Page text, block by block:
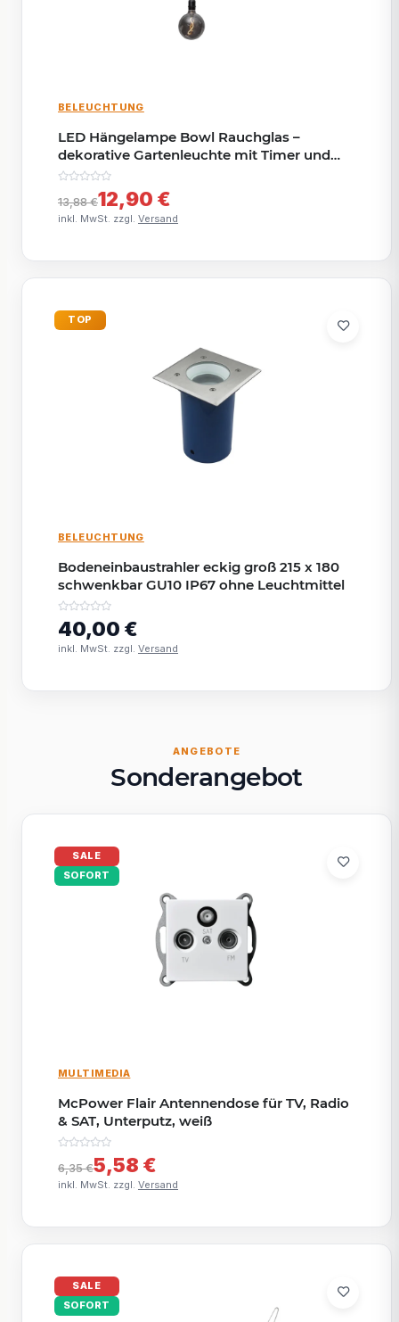
BELEUCHTUNG
LED Hängelampe Bowl Rauchglas –
dekorative Gartenleuchte mit Timer und
warmweißem Licht
13,88 €12,90 €
inkl. MwSt. zzgl. Versand
TOP
BELEUCHTUNG
Bodeneinbaustrahler eckig groß 215 x 180
schwenkbar GU10 IP67 ohne Leuchtmittel
40,00 €
inkl. MwSt. zzgl. Versand
ANGEBOTE
Sonderangebot
SALE
SOFORT
MULTIMEDIA
McPower Flair Antennendose für TV, Radio
& SAT, Unterputz, weiß
6,35 €5,58 €
inkl. MwSt. zzgl. Versand
SALE
SOFORT